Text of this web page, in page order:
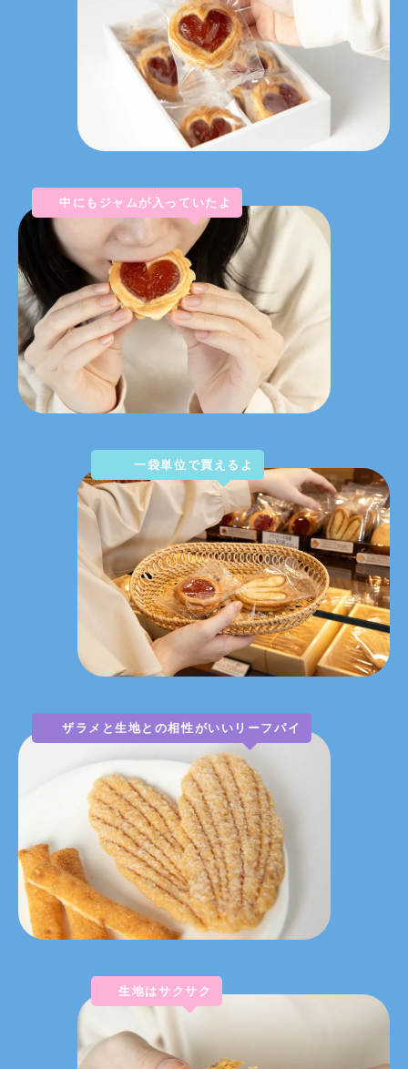
中にもジャムが入っていたよ
一袋単位で買えるよ
ザラメと生地との相性がいいリーフパイ
生地はサクサク